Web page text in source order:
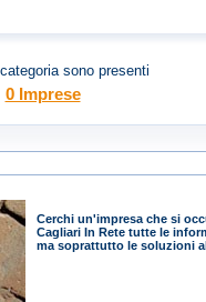
sono presenti
0 Imprese
Cerchi un'impresa che si
Cagliari In Rete tutte le
ma soprattutto le soluzioni